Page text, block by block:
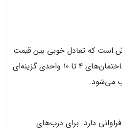
است که تعادل خوبی بین قیمت
و کیفیت برقرار کرده. برای ساختمان‌های ۴ تا ۱۰ واحدی گزینه‌ای
می‌شود.
دارد. برای درب‌های